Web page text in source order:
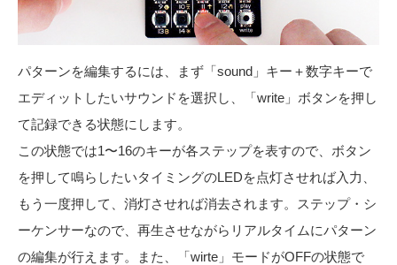
パターンを編集するには、まず「sound」キー＋数字キーで
エディットしたいサウンドを選択し、「write」ボタンを押し
て記録できる状態にします。
この状態では1〜16のキーが各ステップを表すので、ボタン
を押して鳴らしたいタイミングのLEDを点灯させれば入力、
もう一度押して、消灯させれば消去されます。ステップ・シ
ーケンサーなので、再生させながらリアルタイムにパターン
の編集が行えます。また、「wirte」モードがOFFの状態で